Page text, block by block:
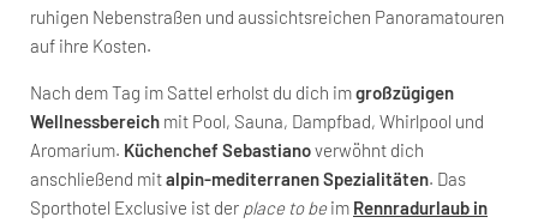
ruhigen Nebenstraßen und aussichtsreichen Panoramatouren
auf ihre Kosten.
Nach dem Tag im Sattel erholst du dich imgroßzügigen
Wellnessbereich mit Pool, Sauna, Dampfbad, Whirlpool und
Aromarium. Küchenchef Sebastianoverwöhnt dich
anschließend mitalpin-mediterranen Spezialitäten. Das
Sporthotel Exclusive ist der place to beim Rennradurlaub in